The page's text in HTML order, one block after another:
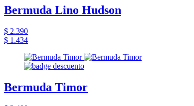
Bermuda Lino Hudson
$ 2.390
$ 1.434
Bermuda Timor